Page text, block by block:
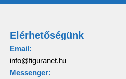
Elérhetőségünk
Email:
info@figuranet.hu
Messenger: